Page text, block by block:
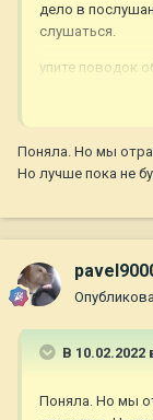
дело в
слушаться.
упите поводок
А подзыв с
этом можно
Поняла. Но мы
Но лучше пока не
В 10.02.2022
Поняла. Но мы